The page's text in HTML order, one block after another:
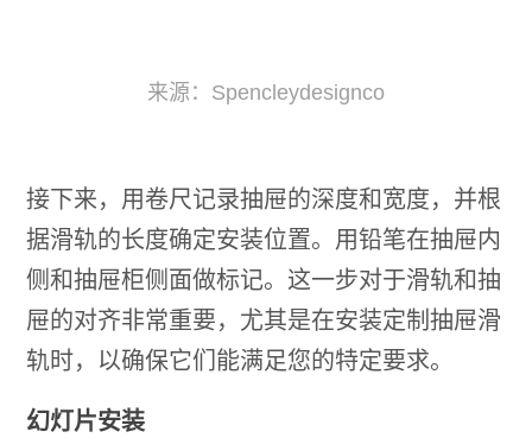
来源：Spencleydesignco
接下来，用卷尺记录抽屉的深度和宽度，并根
据滑轨的长度确定安装位置。用铅笔在抽屉内
侧和抽屉柜侧面做标记。这一步对于滑轨和抽
屉的对齐非常重要，尤其是在安装定制抽屉滑
轨时，以确保它们能满足您的特定要求。
幻灯片安装